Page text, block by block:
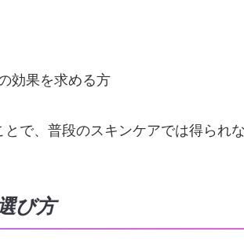
効果を求める方
で、普段のスキンケアでは得られ
び方